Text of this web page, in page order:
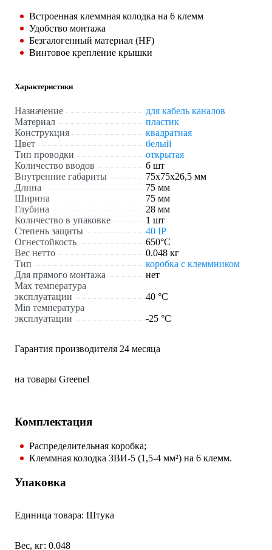
Встроенная клеммная колодка на 6 клемм
Удобство монтажа
Безгалогенный материал (HF)
Винтовое крепление крышки
Характеристики
Назначение
для кабель каналов
Материал
пластик
Конструкция
квадратная
Цвет
белый
Тип проводки
открытая
Количество вводов
6 шт
Внутренние габариты
75х75х26,5 мм
Длина
75 мм
Ширина
75 мм
Глубина
28 мм
Количество в упаковке
1 шт
Степень защиты
40 IP
Огнестойкость
650°C
Вес нетто
0.048 кг
Тип
коробка с клеммником
Для прямого монтажа
нет
Max температура
эксплуатации
40 °С
Min температура
эксплуатации
-25 °С
Гарантия производителя 24 месяца
на товары Greenel
Комплектация
Распределительная коробка;
Клеммная колодка ЗВИ-5 (1,5-4 мм²) на 6 клемм.
Упаковка
Единица товара: Штука
Вес, кг: 0.048